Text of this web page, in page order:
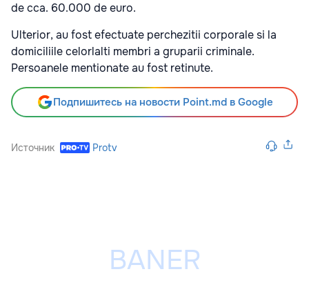
de cca. 60.000 de euro.
Ulterior, au fost efectuate perchezitii corporale si la
domiciliile celorlalti membri a gruparii criminale.
Persoanele mentionate au fost retinute.
Подпишитесь на новости Point.md в Google
Источник Protv